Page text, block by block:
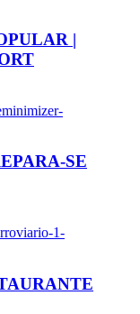
|
SE
1-